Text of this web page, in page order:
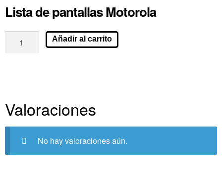
Lista de pantallas Motorola
Añadir al carrito
Valoraciones
No hay valoraciones aún.